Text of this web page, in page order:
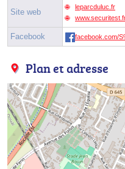
Site web
leparcduluc.fr
Facebook facebook.com/
Plan et adresse